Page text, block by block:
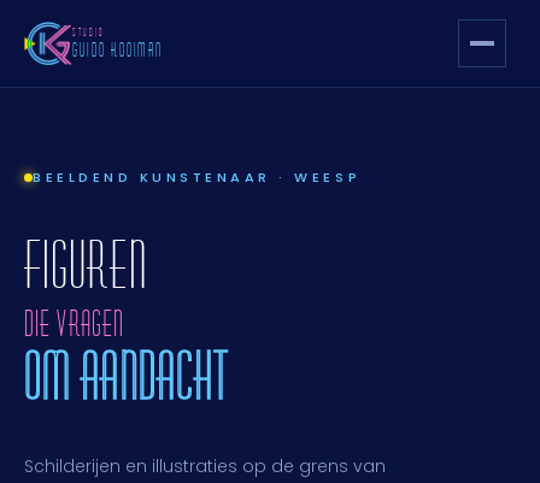
STUDIO
GUIDO KOOIMAN
BEELDEND KUNSTENAAR · WEESP
FIGUREN
DIE VRAGEN
OM AANDACHT
Schilderijen en illustraties op de grens van